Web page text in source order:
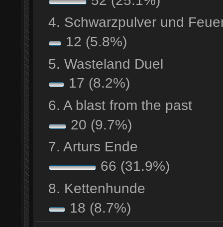
4. Schwarzpulver und
12 (5.8%)
5. Wasteland Duel
17 (8.2%)
6. A blast from the past
20 (9.7%)
7. Arturs Ende
66 (31.9%)
8. Kettenhunde
18 (8.7%)